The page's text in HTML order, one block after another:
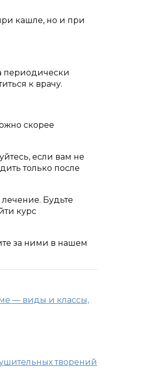
кашле, но и при
периодически
к врачу.
скорее
если вам не
только после
Будьте
курс
за ними в нашем
— виды и классы,
творений